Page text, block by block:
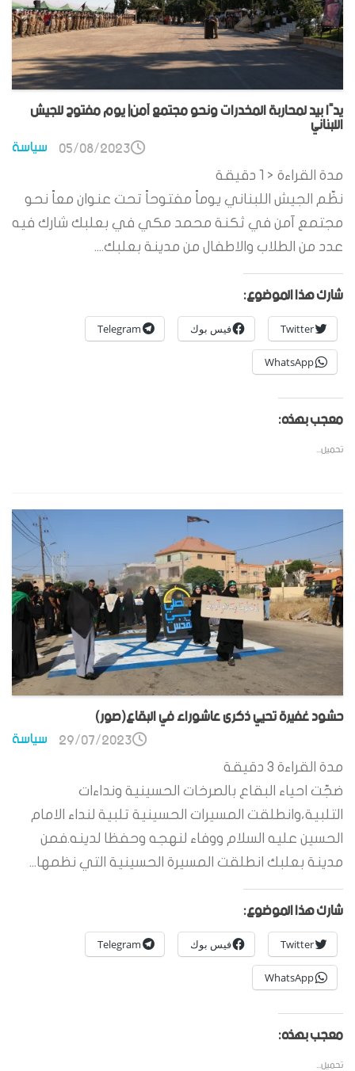
يدًا بيد لمحاربة المخدرات ونحو مجتمع آمن| يوم مفتوح للجيش
اللبناني
سياسة 05/08/2023
مدة القراءة < 1
دقيقة
نظّم الجيش اللبناني يوماً مفتوحاً تحت عنوان معاً نحو
مجتمع آمن في ثكنة محمد مكي في بعلبك شارك فيه
عدد من الطلاب والاطفال من مدينة بعلبك....
شارك هذا الموضوع:
Twitter فيس بوك Telegram
WhatsApp
معجب بهذه:
تحميل...
حشود غفيرة تحيي ذكرى عاشوراء في البقاع(صور)
سياسة 29/07/2023
مدة القراءة 3 دقيقة
ضجّت احياء البقاع بالصرخات الحسينية ونداءات
التلبية،وانطلقت المسيرات الحسينية تلبية لنداء الامام
الحسين عليه السلام ووفاء لنهجه وحفظا لدينه.فمن
مدينة بعلبك انطلقت المسيرة الحسينية التي نظمها...
شارك هذا الموضوع:
Twitter فيس بوك Telegram
WhatsApp
معجب بهذه:
تحميل...